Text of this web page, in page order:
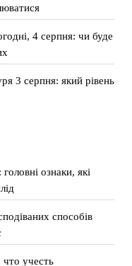
4 серпня: чи буде
3 серпня: який рівень
ознаки, які
способів
учесть